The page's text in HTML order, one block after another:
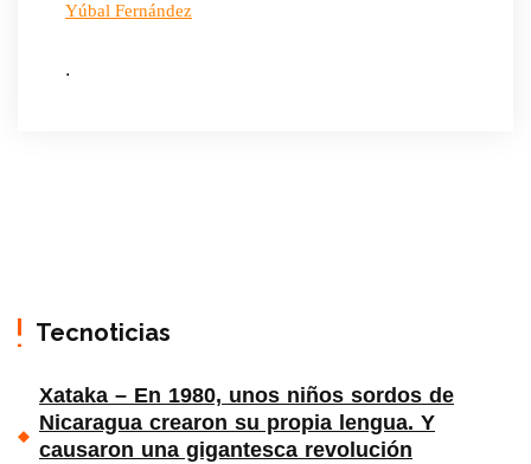
Yúbal Fernández
.
Tecnoticias
Xataka – En 1980, unos niños sordos de
Nicaragua crearon su propia lengua. Y
causaron una gigantesca revolución